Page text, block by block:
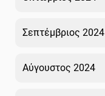
Σεπτέμβριος 2024
Αύγουστος 2024